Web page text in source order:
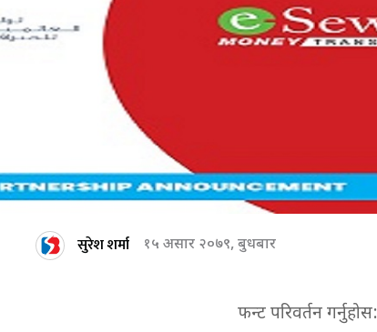
सुरेश शर्मा १५ असार २०७९, बुधबार
फन्ट परिवर्तन गर्नुहोस: